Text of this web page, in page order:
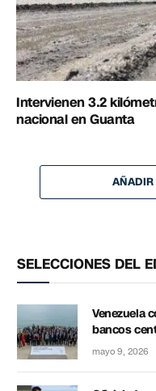
Intervienen 3.2
nacional en Guanta
SELECCIONES DEL
Venezuela
bancos
mayo 9, 2026